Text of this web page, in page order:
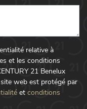
relative à
et les conditions
21 Benelux
site web est protégé par
et conditions